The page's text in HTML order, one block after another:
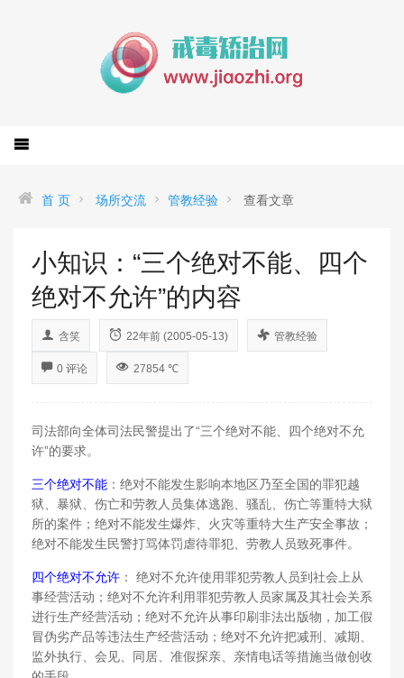
首 页 场所交流 管教经验 查看文章
小知识：“三个绝对不能、四个
绝对不允许”的内容
含笑 22年前 (2005-05-13) 管教经验
0 评论 27854 ℃
司法部向全体司法民警提出了“三个绝对不能、四个绝对不允
许”的要求。
三个绝对不能 ：绝对不能发生影响本地区乃至全国的罪犯越
狱、暴狱、伤亡和劳教人员集体逃跑、骚乱、伤亡等重特大狱
所的案件；绝对不能发生爆炸、火灾等重特大生产安全事故；
绝对不能发生民警打骂体罚虐待罪犯、劳教人员致死事件。
四个绝对不允许 ： 绝对不允许使用罪犯劳教人员到社会上从
事经营活动；绝对不允许利用罪犯劳教人员家属及其社会关系
进行生产经营活动；绝对不允许从事印刷非法出版物，加工假
冒伪劣产品等违法生产经营活动；绝对不允许把减刑、减期、
监外执行、会见、同居、准假探亲、亲情电话等措施当做创收